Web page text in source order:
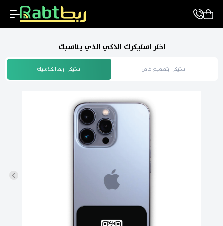
اختر استيكرك الذكي الذي يناسبك
استيكر | بتصميم خاص استيكر | ربط الكلاسيك